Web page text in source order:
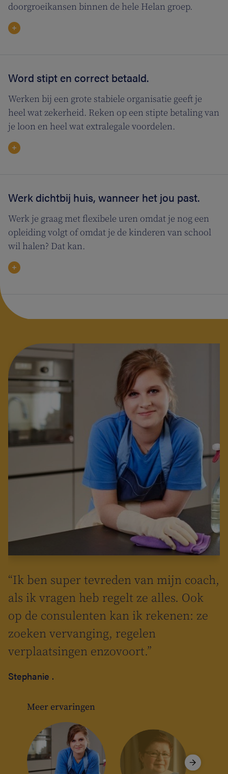
doorgroeikansen binnen de hele Helan groep.
Word stipt en correct betaald.
Werken bij een grote stabiele organisatie geeft je
heel wat zekerheid. Reken op een stipte betaling van
je loon en heel wat extralegale voordelen.
Werk dichtbij huis, wanneer het jou past.
Werk je graag met flexibele uren omdat je nog een
opleiding volgt of omdat je de kinderen van school
wil halen? Dat kan.
“Ik ben super tevreden van mijn coach,
als ik vragen heb regelt ze alles. Ook
op de consulenten kan ik rekenen: ze
zoeken vervanging, regelen
verplaatsingen enzovoort.”
Stephanie .
Meer ervaringen